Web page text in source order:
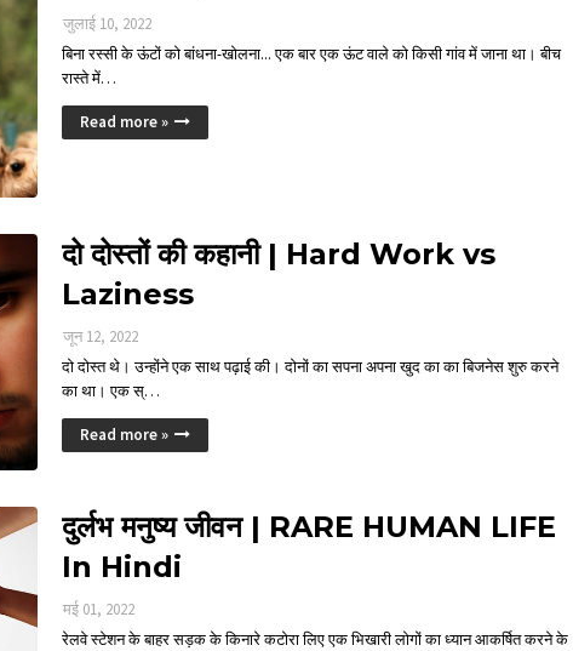
जुलाई 10, 2022
बिना रस्सी के ऊंटों को बांधना-खोलना... एक बार एक ऊंट वाले को किसी गांव में जाना था। बीच
रास्ते में…
Read more »
दो दोस्तों की कहानी | Hard Work vs
Laziness
जून 12, 2022
दो दोस्त थे। उन्होंने एक साथ पढ़ाई की। दोनों का सपना अपना खुद का का बिजनेस शुरु करने
का था। एक स्…
Read more »
दुर्लभ मनुष्य जीवन | RARE HUMAN LIFE
In Hindi
मई 01, 2022
रेलवे स्टेशन के बाहर सड़क के किनारे कटोरा लिए एक भिखारी लोगों का ध्यान आकर्षित करने के